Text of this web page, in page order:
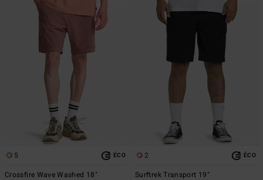
5 ÉCO
Crossfire Wave Washed 18"
2 ÉCO
Surftrek Transport 19"